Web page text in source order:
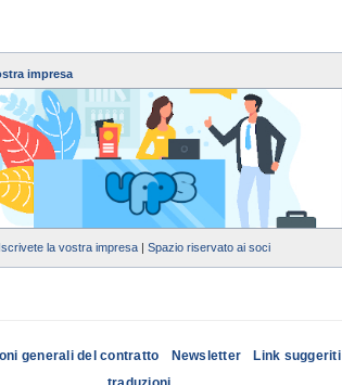
impresa
Iscrivete la vostra impresa| Spazio riservato ai soci
generali del contratto Newsletter Link suggeriti